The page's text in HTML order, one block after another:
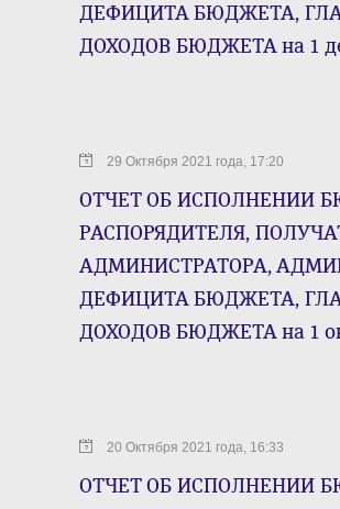
ДЕФИЦИТА БЮДЖЕТА,
ДОХОДОВ БЮДЖЕТА на 1
29 Октября 2021 года, 17:20
ОТЧЕТ ОБ ИСПОЛНЕНИИ
РАСПОРЯДИТЕЛЯ,
АДМИНИСТРАТОРА,
ДЕФИЦИТА БЮДЖЕТА,
ДОХОДОВ БЮДЖЕТА на 1
20 Октября 2021 года, 16:33
ОТЧЕТ ОБ ИСПОЛНЕНИИ